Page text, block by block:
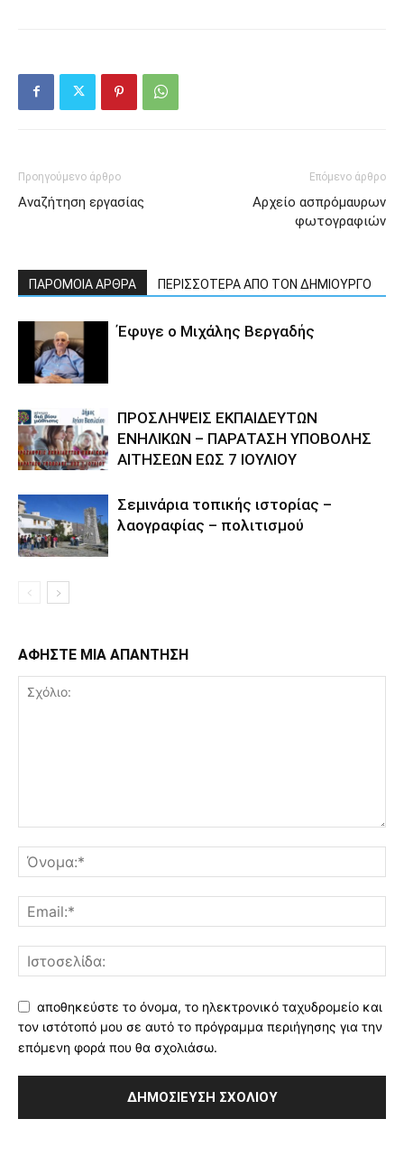
Προηγούμενο άρθρο
Αναζήτηση εργασίας
Επόμενο άρθρο
Aρχείο ασπρόμαυρων
φωτογραφιών
ΠΑΡΟΜΟΙΑ ΑΡΘΡΑ ΠΕΡΙΣΣΟΤΕΡΑ ΑΠΟ ΤΟΝ ΔΗΜΙΟΥΡΓΟ
Έφυγε ο Μιχάλης Βεργαδής
ΠΡΟΣΛΗΨΕΙΣ ΕΚΠΑΙΔΕΥΤΩΝ
ΕΝΗΛΙΚΩΝ – ΠΑΡΑΤΑΣΗ ΥΠΟΒΟΛΗΣ
ΑΙΤΗΣΕΩΝ ΕΩΣ 7 ΙΟΥΛΙΟΥ
Σεμινάρια τοπικής ιστορίας –
λαογραφίας – πολιτισμού
ΑΦΗΣΤΕ ΜΙΑ ΑΠΑΝΤΗΣΗ
αποθηκεύστε το όνομα, το ηλεκτρονικό ταχυδρομείο και
τον ιστότοπό μου σε αυτό το πρόγραμμα περιήγησης για την
επόμενη φορά που θα σχολιάσω.